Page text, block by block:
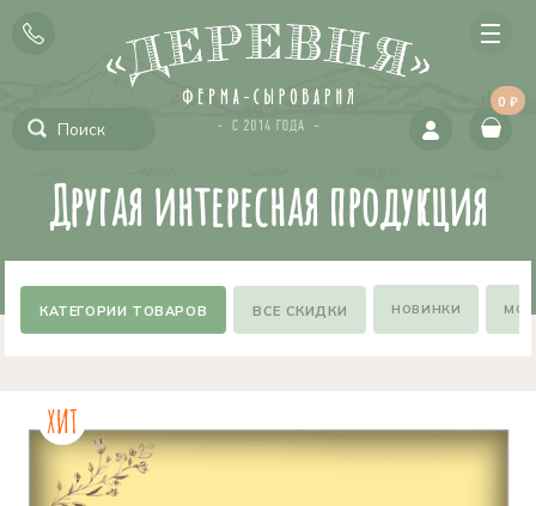
0 ₽
Другая интересная продукция
ВСЕ СКИДКИ НОВИНКИ